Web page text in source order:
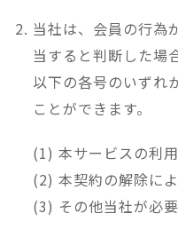
当社は、会員の行為
当すると判断した場
以下の各号のいずれ
ことができます。
本サービスの利
本契約の解除に
その他当社が必